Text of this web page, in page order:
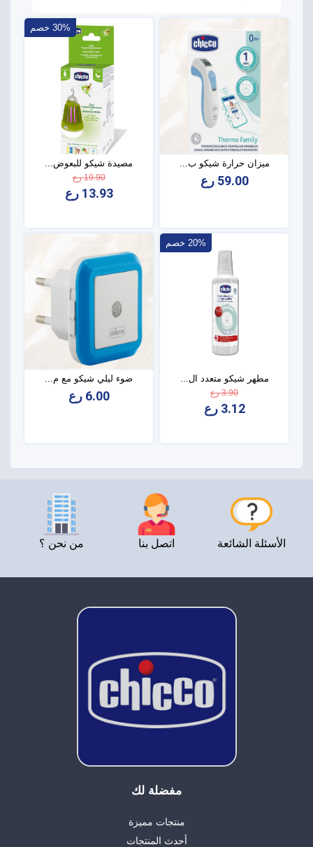
ميزان حرارة شيكو ب...
59.00 رع
30% خصم
مصيدة شيكو للبعوض...
19.90 رع
13.93 رع
20% خصم
مطهر شيكو متعدد ال...
3.90 رع
3.12 رع
ضوء ليلي شيكو مع م...
6.00 رع
من نحن ؟ اتصل بنا الأسئلة الشائعة
مفضلة لك
منتجات مميزة
أحدث المنتجات